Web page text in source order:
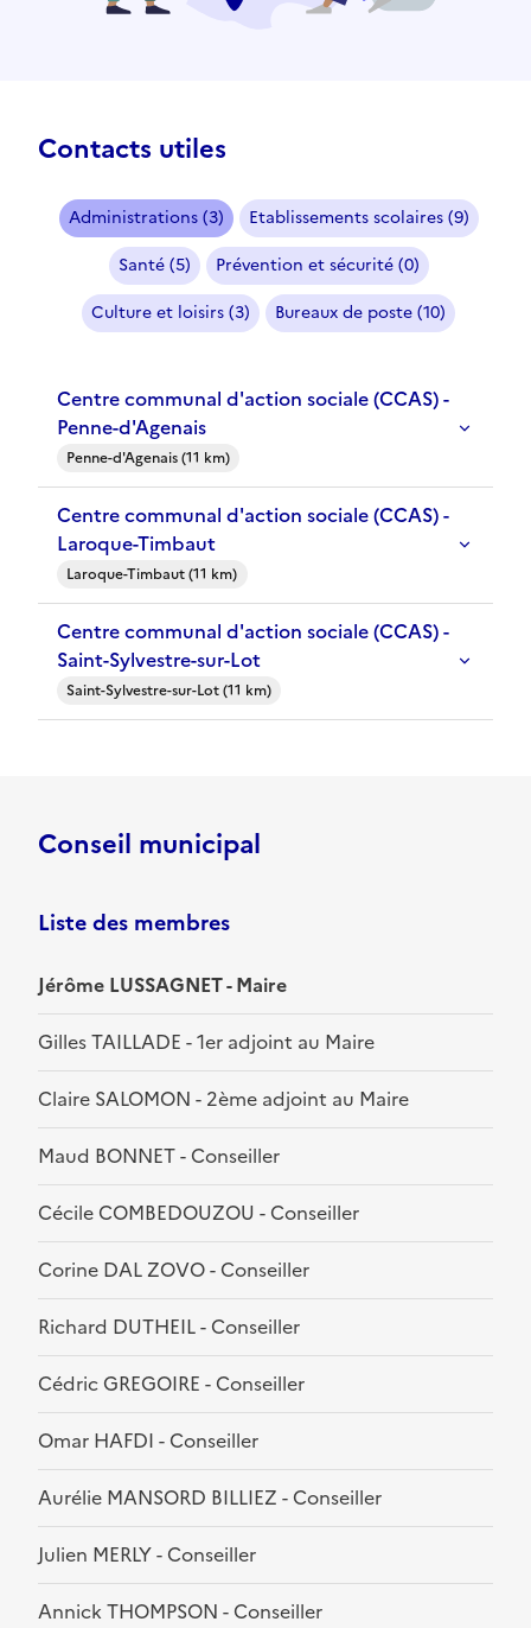
Contacts utiles
Administrations (3)
Etablissements scolaires (9)
Santé (5)
Prévention et sécurité (0)
Culture et loisirs (3)
Bureaux de poste (10)
Centre communal d'action sociale (CCAS) -
Penne-d'Agenais
Penne-d'Agenais (11 km)
Centre communal d'action sociale (CCAS) -
Laroque-Timbaut
Laroque-Timbaut (11 km)
Centre communal d'action sociale (CCAS) -
Saint-Sylvestre-sur-Lot
Saint-Sylvestre-sur-Lot (11 km)
Conseil municipal
Liste des membres
Jérôme LUSSAGNET - Maire
Gilles TAILLADE - 1er adjoint au Maire
Claire SALOMON - 2ème adjoint au Maire
Maud BONNET - Conseiller
Cécile COMBEDOUZOU - Conseiller
Corine DAL ZOVO - Conseiller
Richard DUTHEIL - Conseiller
Cédric GREGOIRE - Conseiller
Omar HAFDI - Conseiller
Aurélie MANSORD BILLIEZ - Conseiller
Julien MERLY - Conseiller
Annick THOMPSON - Conseiller